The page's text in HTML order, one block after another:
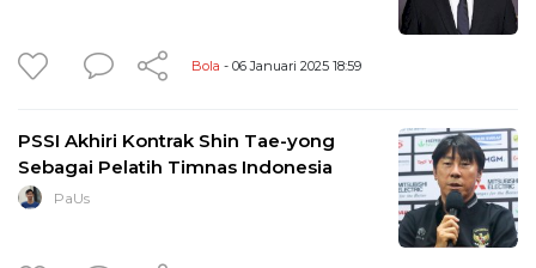
Bola - 06 Januari 2025 18:59
PSSI Akhiri Kontrak Shin Tae-yong
Sebagai Pelatih Timnas Indonesia
PaUs